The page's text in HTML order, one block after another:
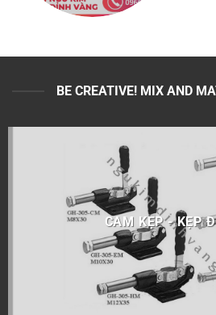
BE CREATIVE! MIX AND
CAM KẸP - KẸP